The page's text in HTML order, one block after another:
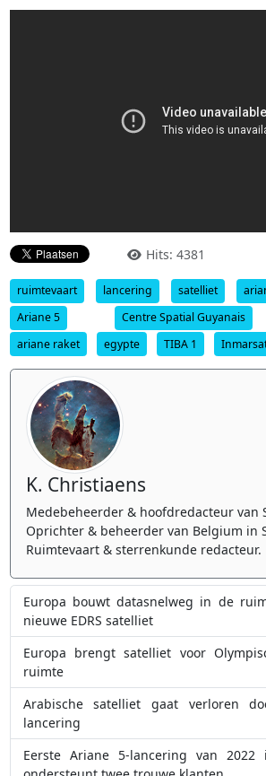
Hits: 4381
ruimtevaart lancering satelliet
Ariane 5
Centre Spatial Guyanais
ariane raket
egypte TIBA 1
K. Christiaens
Medebeheerder & hoofdredacteur van
Oprichter & beheerder van Belgium in
Ruimtevaart & sterrenkunde redacteur.
Europa bouwt datasnelweg in de
nieuwe EDRS satelliet
Europa brengt satelliet voor
ruimte
Arabische satelliet gaat verloren
lancering
Eerste Ariane 5-lancering van